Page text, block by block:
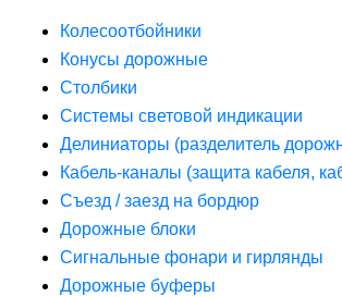
Колесоотбойники
Конусы дорожные
Столбики
Системы световой индикации
Делиниаторы (разделитель
Кабель-каналы (защита кабеля,
Съезд / заезд на бордюр
Дорожные блоки
Сигнальные фонари и гирлянды
Дорожные буферы